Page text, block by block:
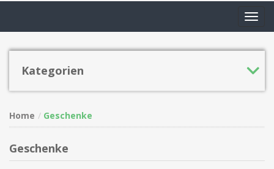
Kategorien
Home Geschenke
Geschenke